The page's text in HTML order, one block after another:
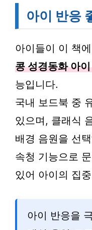
아이 반응
아이들이 이 책
콩 성경동화 아
능입니다.
국내 보드북 중
있으며, 클래식
배경 음원을 선
속청 기능으로
있어 아이의 집
아이 반응을